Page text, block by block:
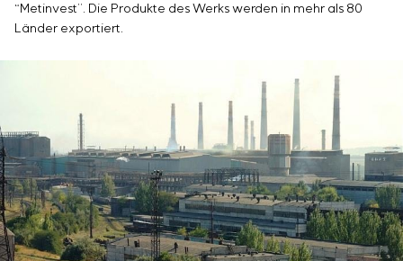
“Metinvest”. Die Produkte des Werks werden in mehr als 80
Länder exportiert.